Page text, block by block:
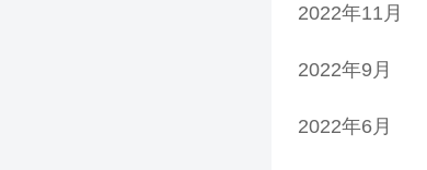
2022年11月
2022年9月
2022年6月